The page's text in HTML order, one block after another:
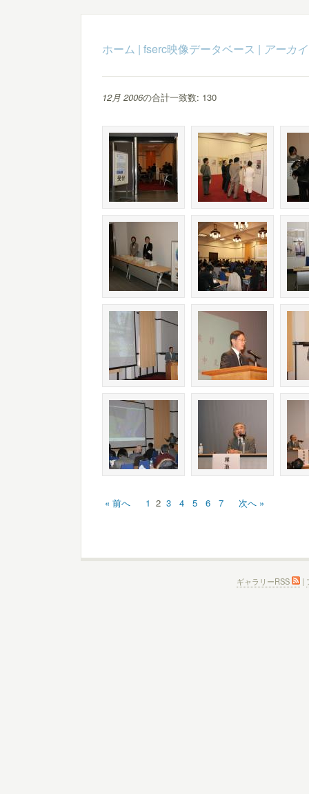
ホーム | fserc映像データベース | アーカ
12月 2006の合計一致数: 130
« 前へ 1 2 3 4 5 6 7 次へ »
ギャラリーRSS |